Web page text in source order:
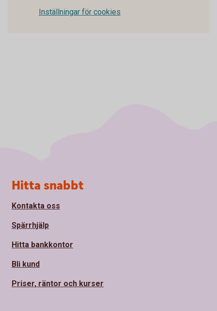
Inställningar för cookies
Sidfot
Hitta snabbt
Kontakta oss
Spärrhjälp
Hitta bankkontor
Bli kund
Priser, räntor och kurser